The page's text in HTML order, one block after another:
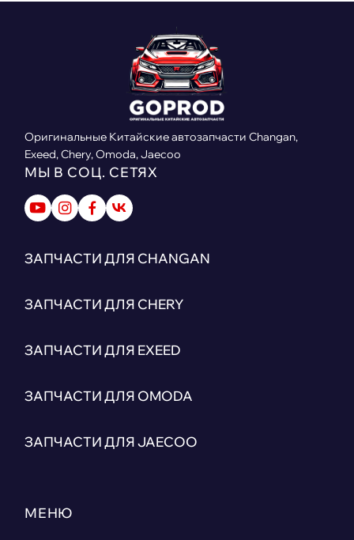
Оригинальные Китайские автозапчасти Changan,
Exeed, Chery, Omoda, Jaecoo
МЫ В СОЦ. СЕТЯХ
ЗАПЧАСТИ ДЛЯ CHANGAN
ЗАПЧАСТИ ДЛЯ CHERY
ЗАПЧАСТИ ДЛЯ EXEED
ЗАПЧАСТИ ДЛЯ OMODA
ЗАПЧАСТИ ДЛЯ JAECOO
МЕНЮ